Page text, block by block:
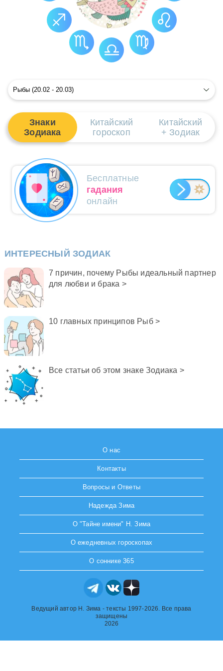
Рыбы и Китайский гороскоп
Рыбы в 2026 году
Знаки
Зодиака
Китайский
гороскоп
Китайский
+ Зодиак
Бесплатные
гадания
онлайн
ИНТЕРЕСНЫЙ ЗОДИАК
7 причин, почему Рыбы идеальный партнер
для любви и брака >
10 главных принципов Рыб >
Все статьи об этом знаке Зодиака >
О нас
Контакты
Вопросы и Ответы
Надежда Зима
О "Тайне имени" Н. Зима
О ежедневных гороскопах
О соннике 365
Ведущий автор Н. Зима - тексты 1997-2026. Все права
защищены
2026